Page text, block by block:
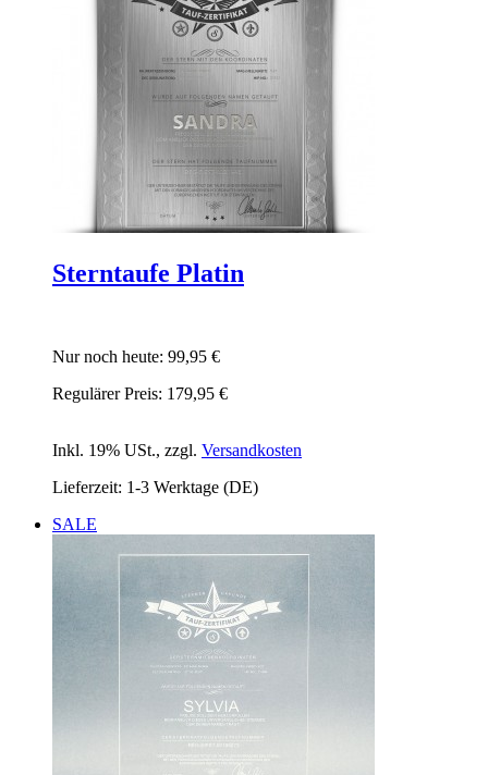
Sterntaufe Platin
Nur noch heute: 99,95 €
Regulärer Preis: 179,95 €
Inkl. 19% USt., zzgl. Versandkosten
Lieferzeit: 1-3 Werktage (DE)
SALE